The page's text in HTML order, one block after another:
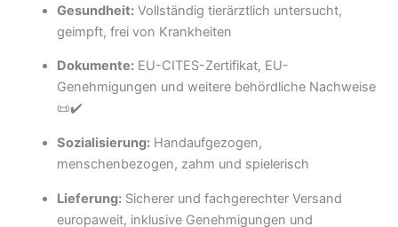
€900.00€600.00.
Gesundheit:Vollständig tierärztlich untersucht,
geimpft, frei von Krankheiten
Dokumente:EU-CITES-Zertifikat, EU-
Genehmigungen und weitere behördliche Nachweise
📜✔️
Sozialisierung:Handaufgezogen,
menschenbezogen, zahm und spielerisch
Lieferung:Sicherer und fachgerechter Versand
europaweit, inklusive Genehmigungen und